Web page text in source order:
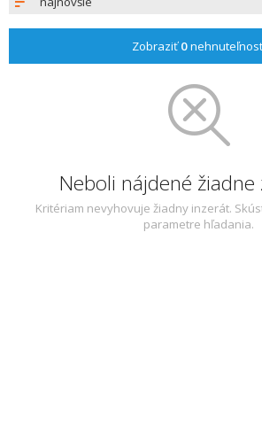
Zobraziť0
Neboli nájdené žiadne
Kritériam nevyhovuje žiadny inzerát.
parametre hľadania.